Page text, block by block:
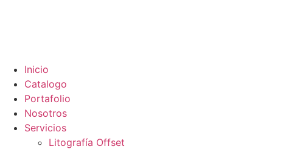
Inicio
Catalogo
Portafolio
Nosotros
Servicios
Litografía Offset